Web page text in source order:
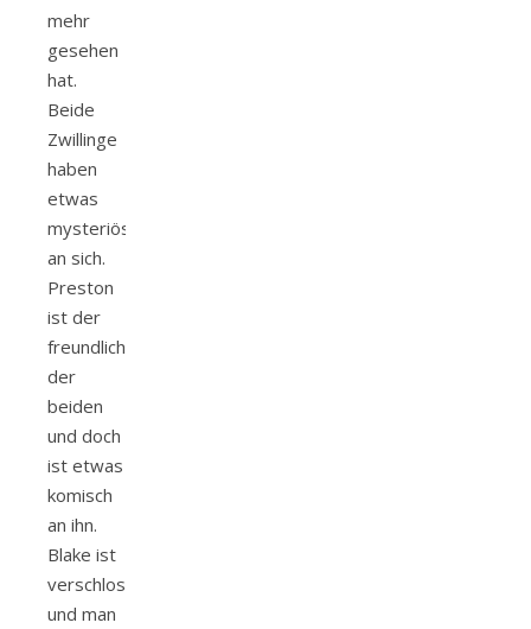
mehr
gesehen
hat.
Beide
Zwillinge
haben
etwas
mysteriöses
an sich.
Preston
ist der
freundlichere
der
beiden
und doch
ist etwas
komisch
an ihn.
Blake ist
verschlossen
und man